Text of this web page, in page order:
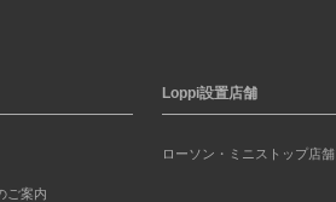
ご案内
Loppi設置店舗
ローソン・ミニストップ店舗